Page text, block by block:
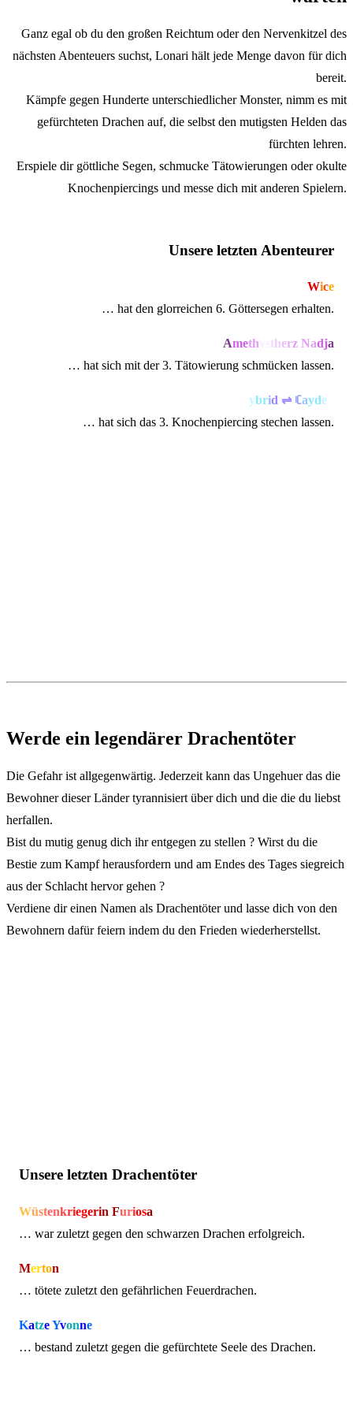
Ganz egal ob du den großen Reichtum oder den Nervenkitzel des
nächsten Abenteuers suchst, Lonari hält jede Menge davon für dich
bereit.
Kämpfe gegen Hunderte unterschiedlicher Monster, nimm es mit
gefürchteten Drachen auf, die selbst den mutigsten Helden das
fürchten lehren.
Erspiele dir göttliche Segen, schmucke Tätowierungen oder okulte
Knochenpiercings und messe dich mit anderen Spielern.
Unsere letzten Abenteurer
Wice
… hat den glorreichen 6. Göttersegen erhalten.
Ameth therz Nadja
… hat sich mit der 3. Tätowierung schmücken lassen.
ybrid ⇌ ꏸayde
… hat sich das 3. Knochenpiercing stechen lassen.
Werde ein legendärer Drachentöter
Die Gefahr ist allgegenwärtig. Jederzeit kann das Ungehuer das die
Bewohner dieser Länder tyrannisiert über dich und die die du liebst
herfallen.
Bist du mutig genug dich ihr entgegen zu stellen ? Wirst du die
Bestie zum Kampf herausfordern und am Endes des Tages siegreich
aus der Schlacht hervor gehen ?
Verdiene dir einen Namen als Drachentöter und lasse dich von den
Bewohnern dafür feiern indem du den Frieden wiederherstellst.
Unsere letzten Drachentöter
Wüstenkriegerin Furiosa
… war zuletzt gegen den schwarzen Drachen erfolgreich.
Merton
… tötete zuletzt den gefährlichen Feuerdrachen.
KatzeYvonne
… bestand zuletzt gegen die gefürchtete Seele des Drachen.